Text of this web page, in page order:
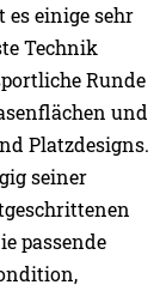
es einige sehr
Technik
Runde
und
Platzdesigns.
seiner
passende